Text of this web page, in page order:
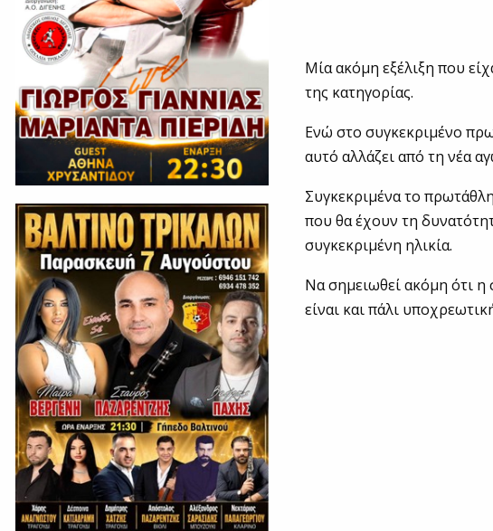
Mία ακόμη εξέλιξη που
της κατηγορίας.
Ενώ στο συγκεκριμένο
αυτό αλλάζει από τη νέα
Συγκεκριμένα το
που θα έχουν τη
συγκεκριμένη ηλικία.
Να σημειωθεί ακόμη ότι
είναι και πάλι